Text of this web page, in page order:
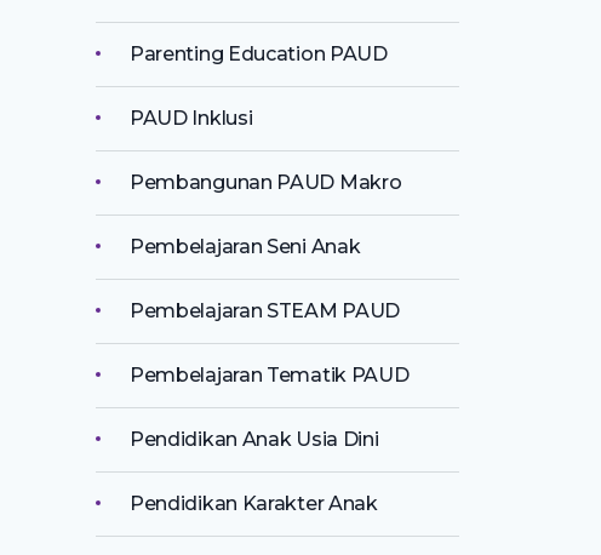
Parenting Education PAUD
PAUD Inklusi
Pembangunan PAUD Makro
Pembelajaran Seni Anak
Pembelajaran STEAM PAUD
Pembelajaran Tematik PAUD
Pendidikan Anak Usia Dini
Pendidikan Karakter Anak